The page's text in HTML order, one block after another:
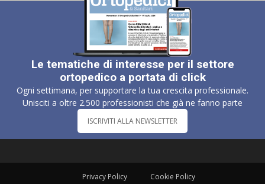
Le tematiche di interesse per il settore
ortopedico a portata di click
Ogni settimana, per supportare la tua crescita professionale.
Unisciti a oltre 2.500 professionisti che già ne fanno parte
ISCRIVITI ALLA NEWSLETTER
Privacy Policy Cookie Policy